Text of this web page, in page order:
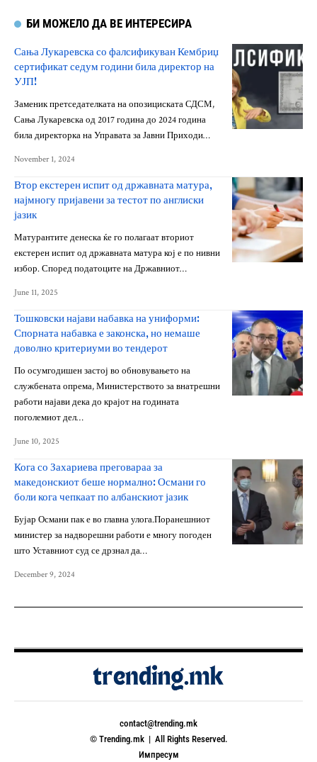
БИ МОЖЕЛО ДА ВЕ ИНТЕРЕСИРА
Сања Лукаревска со фалсификуван Кембриџ
сертификат седум години била директор на
УЈП!
Заменик претседателката на опозициската СДСМ,
Сања Лукаревска од 2017 година до 2024 година
била директорка на Управата за Јавни Приходи…
November 1, 2024
Втор екстерен испит од државната матура,
најмногу пријавени за тестот по англиски
јазик
Матурантите денеска ќе го полагаат вториот
екстерен испит од државната матура кој е по нивни
избор. Според податоците на Државниот…
June 11, 2025
Тошковски најави набавка на униформи:
Спорната набавка е законска, но немаше
доволно критериуми во тендерот
По осумгодишен застој во обновувањето на
службената опрема, Министерството за внатрешни
работи најави дека до крајот на годината
поголемиот дел…
June 10, 2025
Кога со Захариева преговараа за
македонскиот беше нормално: Османи го
боли кога чепкаат по албанскиот јазик
Бујар Османи пак е во главна улога.Поранешниот
министер за надворешни работи е многу погоден
што Уставниот суд се дрзнал да…
December 9, 2024
contact@trending.mk
© Trending.mk | All Rights Reserved.
Импресум